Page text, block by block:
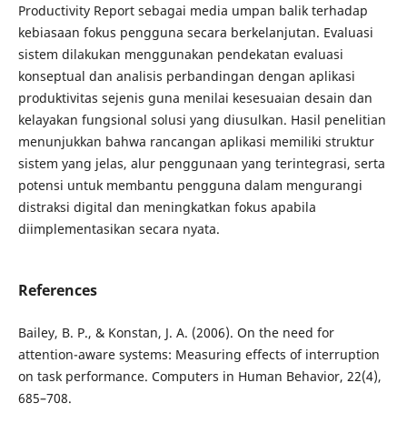
Productivity Report sebagai media umpan balik terhadap
kebiasaan fokus pengguna secara berkelanjutan. Evaluasi
sistem dilakukan menggunakan pendekatan evaluasi
konseptual dan analisis perbandingan dengan aplikasi
produktivitas sejenis guna menilai kesesuaian desain dan
kelayakan fungsional solusi yang diusulkan. Hasil penelitian
menunjukkan bahwa rancangan aplikasi memiliki struktur
sistem yang jelas, alur penggunaan yang terintegrasi, serta
potensi untuk membantu pengguna dalam mengurangi
distraksi digital dan meningkatkan fokus apabila
diimplementasikan secara nyata.
References
Bailey, B. P., & Konstan, J. A. (2006). On the need for
attention-aware systems: Measuring effects of interruption
on task performance. Computers in Human Behavior, 22(4),
685–708.